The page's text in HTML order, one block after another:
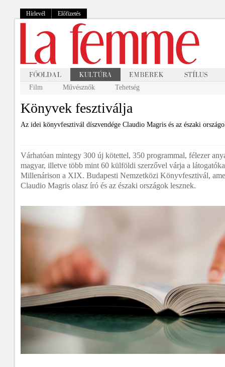
Hírlevél Előfizetés
Film Művésznők Tehetség
Könyvek fesztiválja
Az idei könyvfesztivál díszvendége Claudio Magris és az északi
Várhatóan mintegy 300 új kötettel, 350 programmal, félezer
magyar, illetve több mint 60 külföldi szerzővel várja a
Millenárison a XIX. Budapesti Nemzetközi Könyvfesztivál,
Claudio Magris olasz író és az északi országok lesznek.